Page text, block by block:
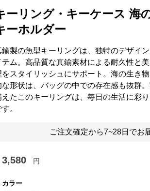
ーリング・キーケース 海
ーホルダー
鍮製の魚型キーリングは、独特のデザイ
テム。高品質な真鍮素材による耐久性と
をスタイリッシュにサポート。海の生き
な形状は、バッグの中での存在感も抜群
えたこのキーリングは、毎日の生活に彩
。
ご注文確定から7~28日でお
3,580 円
カラー